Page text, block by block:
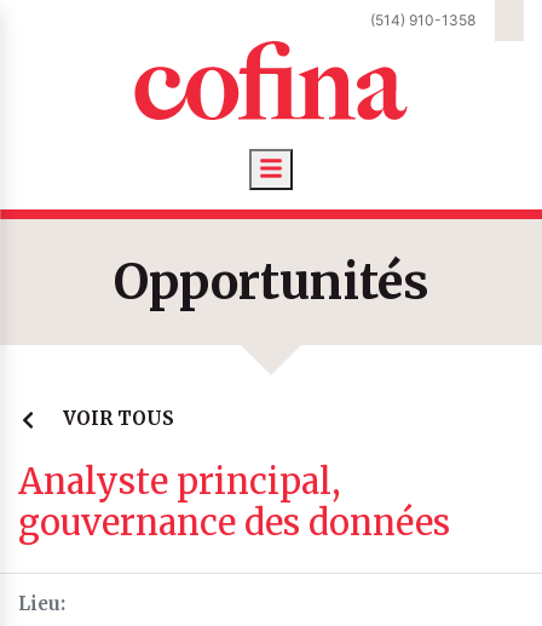
(514) 910-1358
Toggle navigation
Opportunités
VOIR TOUS
Analyste principal,
gouvernance des données
Lieu: